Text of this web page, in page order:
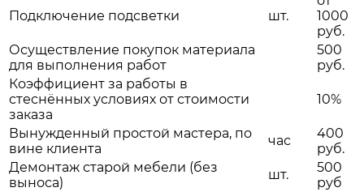
Подключение подсветки шт.
1000
руб.
Осуществление покупок материала
для выполнения работ
500
руб.
Коэффициент за работы в
стеснённых условиях от стоимости
заказа
10%
Вынужденный простой мастера, по
вине клиента
час
400
руб.
Демонтаж старой мебели (без
выноса)
шт.
500
руб